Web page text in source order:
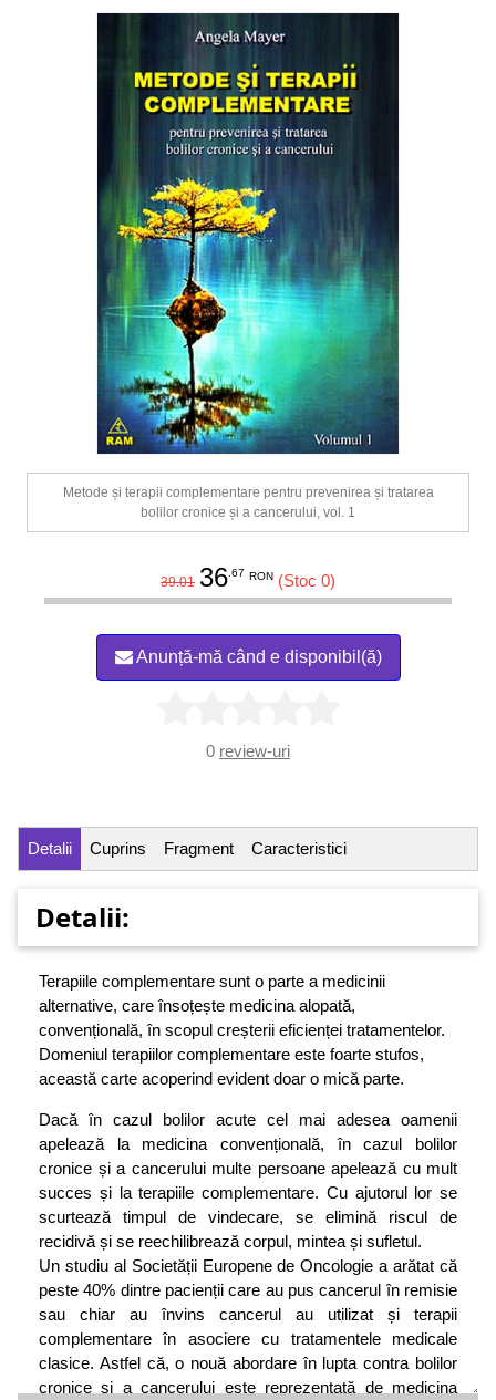
Metode și terapii complementare pentru prevenirea și tratarea
bolilor cronice și a cancerului, vol. 1
39.01 36.67 RON (Stoc 0)
Anunță-mă când e disponibil(ă)
0 review-uri
Detalii Cuprins Fragment Caracteristici
Detalii:
Terapiile complementare sunt o parte a medicinii
alternative, care însoțește medicina alopată,
convențională, în scopul creșterii eficienței tratamentelor.
Domeniul terapiilor complementare este foarte stufos,
această carte acoperind evident doar o mică parte.
Dacă în cazul bolilor acute cel mai adesea oamenii
apelează la medicina convențională, în cazul bolilor
cronice și a cancerului multe persoane apelează cu mult
succes și la terapiile complementare. Cu ajutorul lor se
scurtează timpul de vindecare, se elimină riscul de
recidivă și se reechilibrează corpul, mintea și sufletul.
Un studiu al Societății Europene de Oncologie a arătat că
peste 40% dintre pacienții care au pus cancerul în remisie
sau chiar au învins cancerul au utilizat și terapii
complementare în asociere cu tratamentele medicale
clasice. Astfel că, o nouă abordare în lupta contra bolilor
cronice și a cancerului este reprezentată de medicina